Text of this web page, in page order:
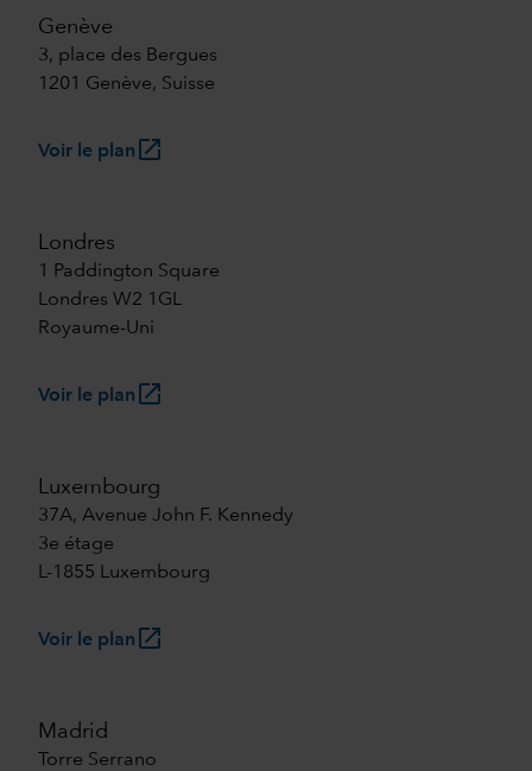
Genève
3, place des Bergues
1201 Genève, Suisse
Voir le plan launch
Londres
1 Paddington Square
Londres W2 1GL
Royaume-Uni
Voir le plan launch
Luxembourg
37A, Avenue John F. Kennedy
3e étage
L-1855 Luxembourg
Voir le plan launch
Madrid
Torre Serrano